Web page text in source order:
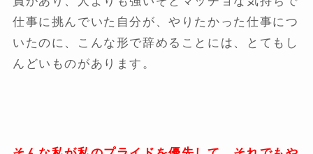
仕事に挑んでいた自分が、やりたかった仕事につ
いたのに、こんな形で辞めることには、とてもし
んどいものがあります。